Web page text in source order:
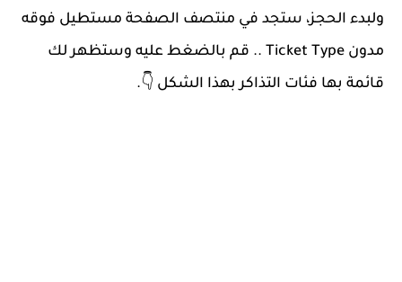
ولبدء الحجز، ستجد في منتصف الصفحة مستطيل فوقه
مدون Ticket Type .. قم بالضغط عليه وستظهر لك
قائمة بها فئات التذاكر بهذا الشكل 👇.